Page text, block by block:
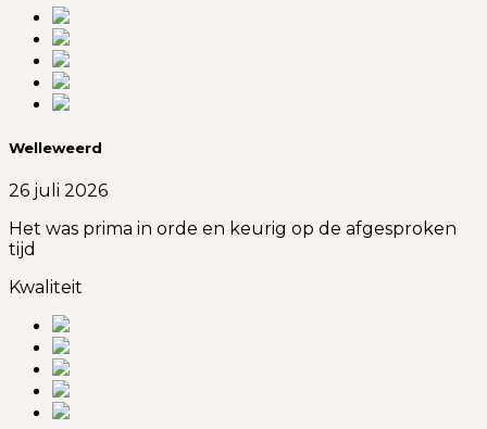
Welleweerd
26 juli 2026
Het was prima in orde en keurig op de afgesproken
tijd
Kwaliteit